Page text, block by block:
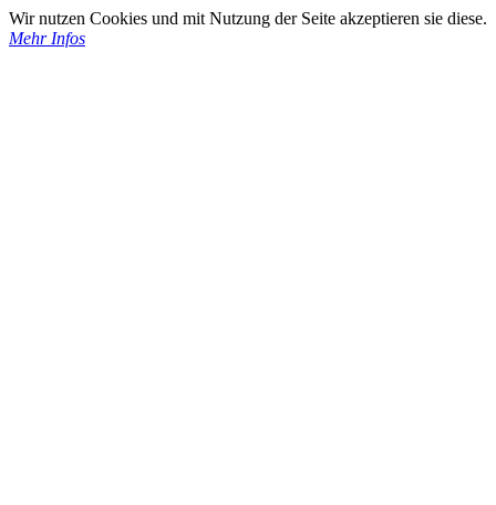
Wir nutzen Cookies und mit Nutzung der Seite akzeptieren sie diese.
Mehr Infos